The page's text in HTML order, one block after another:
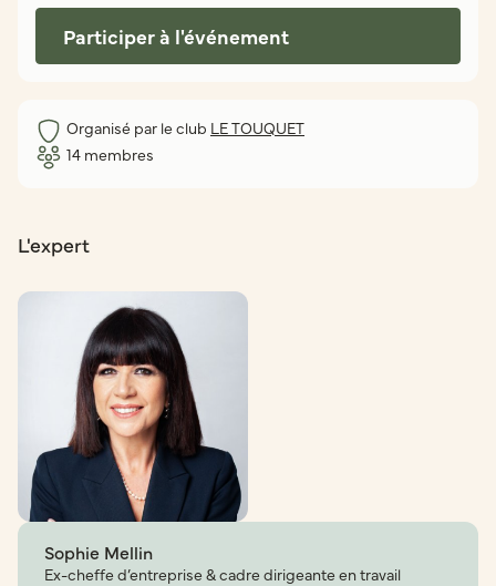
Participer à l'événement
Organisé par le club LE TOUQUET
14 membres
L'expert
Sophie Mellin
Ex-cheffe d’entreprise & cadre dirigeante en travail